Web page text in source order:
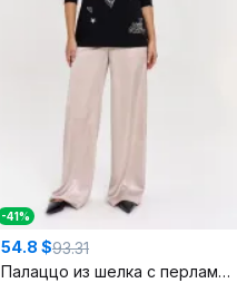
-41%
54.8 $93.31
Палаццо из шелка с перламутровым отливом и лампасами